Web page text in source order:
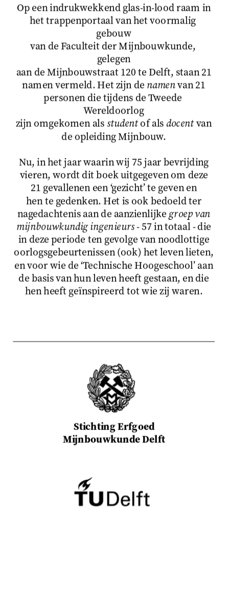
Stichting Erfgoed
Mijnbouwkunde Delft
Op een indrukwekkend glas-in-lood raam in
het trappenportaal van het voormalig
gebouw
van de Faculteit der Mijnbouwkunde,
gelegen
aan de Mijnbouwstraat 120 te Delft, staan 21
namen vermeld. Het zijn de namen van 21
personen die tijdens de Tweede
Wereldoorlog
zijn omgekomen als student of als docent van
de opleiding Mijnbouw.
Nu, in het jaar waarin wij 75 jaar bevrijding
vieren, wordt dit boek uitgegeven om deze
21 gevallenen een ‘gezicht’ te geven en
hen te gedenken. Het is ook bedoeld ter
nagedachtenis aan de aanzienlijke groep van
mijnbouwkundig ingenieurs - 57 in totaal - die
in deze periode ten gevolge van noodlottige
oorlogsgebeurtenissen (ook) het leven lieten,
en voor wie de ‘Technische Hoogeschool’ aan
de basis van hun leven heeft gestaan, en die
hen heeft geïnspireerd tot wie zij waren.